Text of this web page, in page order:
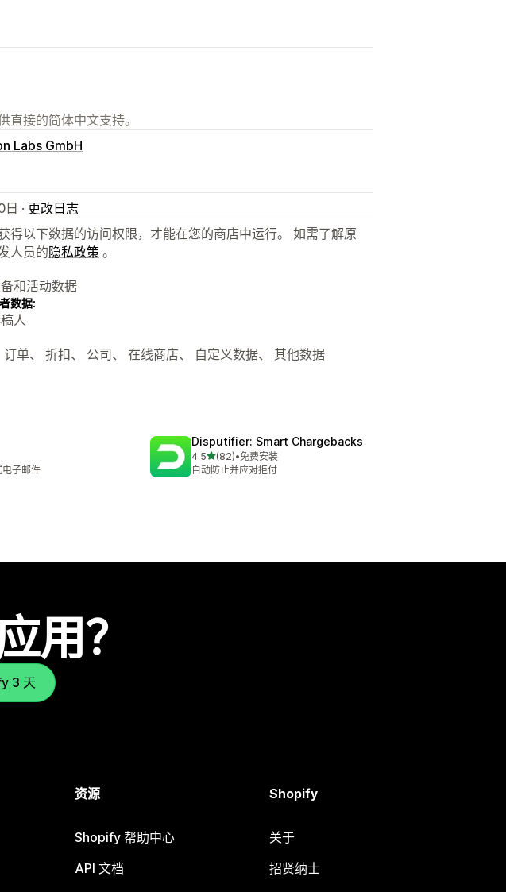
直接的简体中文支持。
Labs GmbH
· 更改日志
得以下数据的访问权限，才能在您的商店中运行。 如需了解原
人员的隐私政策 。
和活动数据
数据:
人
订单、 折扣、 公司、 在线商店、 自定义数据、 其他数据
子邮件
Disputifier: Smart Chargebacks
4.5星（满分 5 星）
(82)
总共 82 条评论
•免费安装
自动防止并应对拒付
用？
3 天
资源
Shopify 帮助中心
API 文档
Shopify
关于
招贤纳士